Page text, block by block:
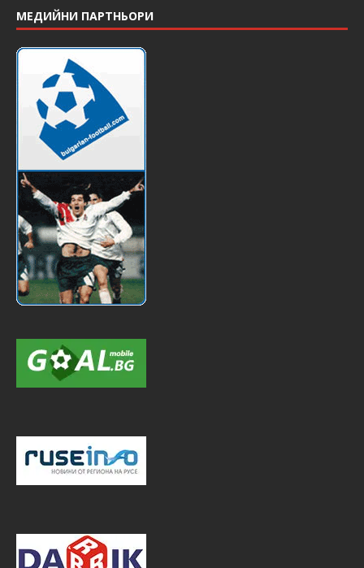
МЕДИЙНИ ПАРТНЬОРИ